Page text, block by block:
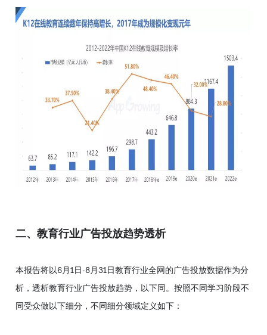
二、教育行业广告投放趋势透析
本报告将以6月1日-8月31日教育行业全网的广告投放数据作为分
析，透析教育行业广告投放趋势，以下同。按照不同学习阶段不
同受众做以下细分，不同细分领域定义如下：